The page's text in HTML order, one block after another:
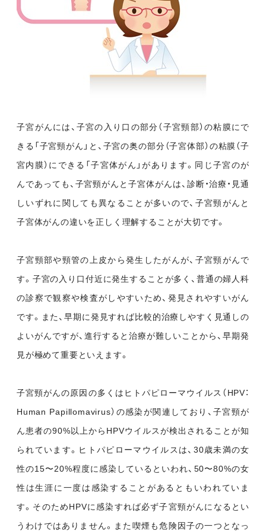
子宮がんには、子宮の入り口の部分（子宮頸部）の粘膜にで
きる「子宮頸がん」と、子宮の奥の部分（子宮体部）の粘膜（子
宮内膜）にできる「子宮体がん」があります。同じ子宮のが
んであっても、子宮頸がんと子宮体がんは、診断・治療・見通
しいずれに関しても異なることが多いので、子宮頸がんと
子宮体がんの違いを正しく理解することが大切です。
子宮頸部や頸管の上皮から発生したがんが、子宮頸がんで
す。子宮の入り口付近に発生することが多く、普通の婦人科
の診察で観察や検査がしやすいため、発見されやすいがん
です。また、早期に発見すれば比較的治療しやすく見通しの
よいがんですが、進行すると治療が難しいことから、早期発
見が極めて重要といえます。
子宮頸がんの原因の多くはヒトパピローマウイルス（HPV：
Human Papillomavirus）の感染が関連しており、子宮頸が
ん患者の90%以上からHPVウイルスが検出されることが知
られています。ヒトパピローマウイルスは、30歳未満の女
性の15〜20%程度に感染しているといわれ、50〜80%の女
性は生涯に一度は感染することがあるともいわれていま
す。そのためHPVに感染すれば必ず子宮頸がんになるとい
うわけではありません。また喫煙も危険因子の一つとなっ